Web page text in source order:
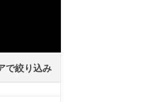
で絞り込み